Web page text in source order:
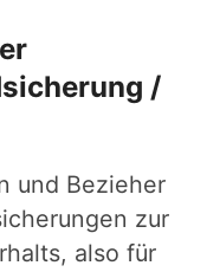
/
und Bezieher
zur
also für